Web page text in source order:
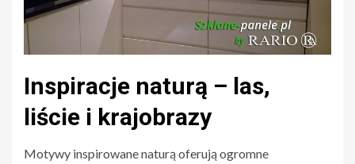
Inspiracje naturą – las,
liście i krajobrazy
Motywy inspirowane naturą oferują ogromne